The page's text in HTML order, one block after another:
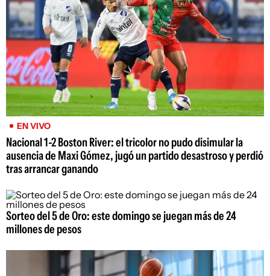
EN VIVO
Nacional 1-2 Boston River: el tricolor no pudo disimular la
ausencia de Maxi Gómez, jugó un partido desastroso y perdió
tras arrancar ganando
Sorteo del 5 de Oro: este domingo se juegan más de 24
millones de pesos